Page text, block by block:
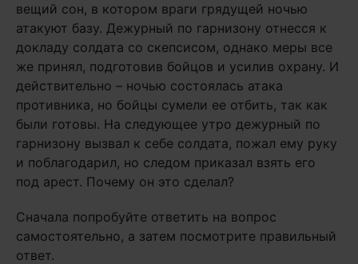
вещий сон, в котором враги грядущей ночью
атакуют базу. Дежурный по гарнизону отнесся к
докладу солдата со скепсисом, однако меры все
же принял, подготовив бойцов и усилив охрану. И
действительно – ночью состоялась атака
противника, но бойцы сумели ее отбить, так как
были готовы. На следующее утро дежурный по
гарнизону вызвал к себе солдата, пожал ему руку
и поблагодарил, но следом приказал взять его
под арест. Почему он это сделал?
Сначала попробуйте ответить на вопрос
самостоятельно, а затем посмотрите правильный
ответ.